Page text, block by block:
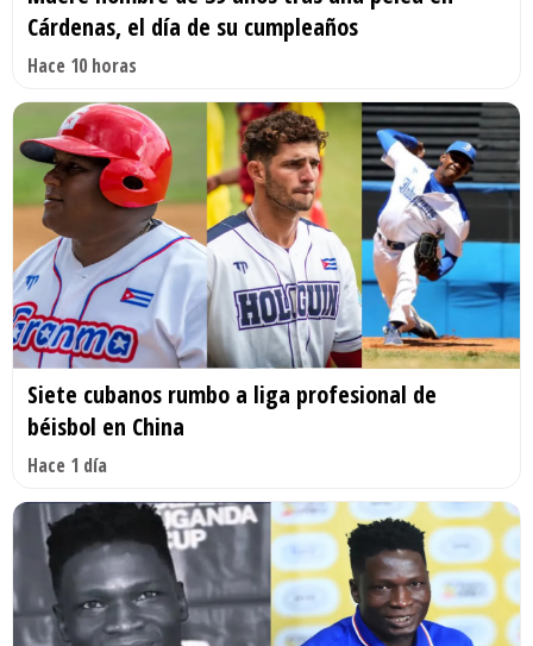
Cárdenas, el día de su cumpleaños
Hace 10 horas
Siete cubanos rumbo a liga profesional de
béisbol en China
Hace 1 día